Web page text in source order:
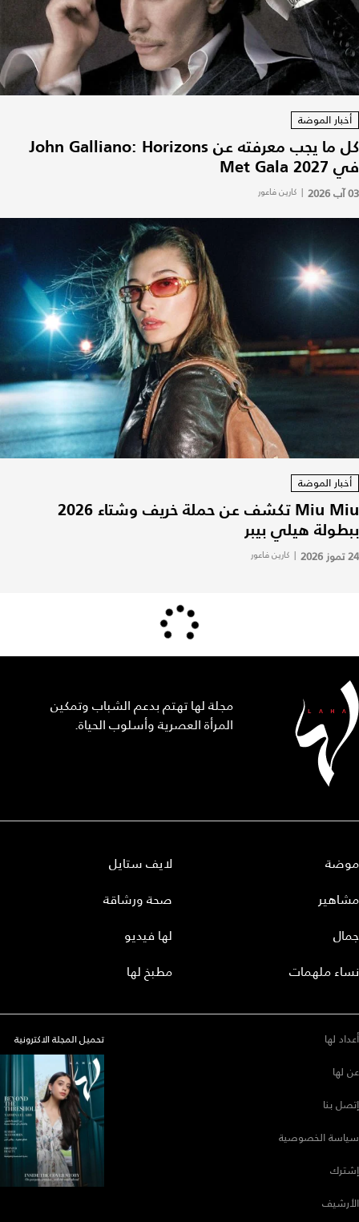
أخبار الموضة
كل ما يجب معرفته عن John Galliano: Horizons
في Met Gala 2027
03 آب 2026 | كارين فاعور
أخبار الموضة
Miu Miu تكشف عن حملة خريف وشتاء 2026
ببطولة هيلي بيبر
24 تموز 2026 | كارين فاعور
مجلة لها تهتم بدعم الشباب وتمكين
المرأة العصرية وأسلوب الحياة.
موضة
مشاهير
جمال
نساء ملهمات
لايف ستايل
صحة ورشاقة
لها فيديو
مطبخ لها
أعداد لها
عن لها
إتصل بنا
سياسة الخصوصية
إشترك
الأرشيف
تحميل المجلة الاكترونية